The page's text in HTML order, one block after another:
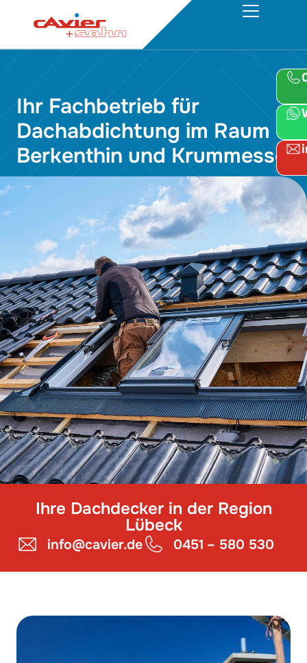
Ihr Fachbetrieb für
Dachabdichtung im Raum
Berkenthin und Krummesse
Ihre Dachdecker in der Region
Lübeck
info@cavier.de 0451 – 580 530